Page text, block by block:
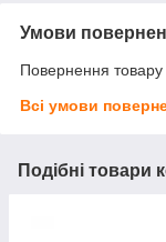
Умови
Повернення
Всі умови
Подібні товари